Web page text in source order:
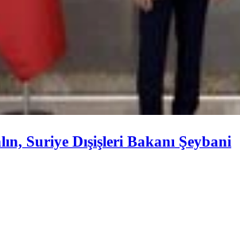
Suriye Dışişleri Bakanı Şeybani